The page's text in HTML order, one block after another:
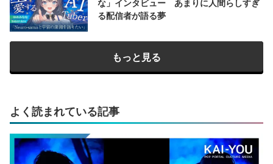
な」インタビュー あまりに人間らしすぎ
る配信者が語る夢
もっと見る
よく読まれている記事